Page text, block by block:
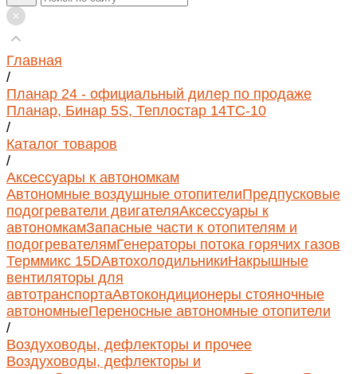
Главная
/
Планар 24 - официальный дилер по продаже
Планар, Бинар 5S, Теплостар 14ТС-10
/
Каталог товаров
/
Аксессуары к автономкам
Автономные воздушные отопителиПредпусковые
подогреватели двигателяАксессуары к
автономкамЗапасные части к отопителям и
подогревателямГенераторы потока горячих газов
Терммикс 15DАвтохолодильникиНакрышные
вентиляторы для
автотранспортаАвтокондиционеры стояночные
автономныеПереносные автономные отопители
/
Воздуховоды, дефлекторы и прочее
Воздуховоды, дефлекторы и